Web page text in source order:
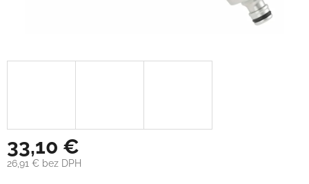
33,10 €
26,91 € bez DPH